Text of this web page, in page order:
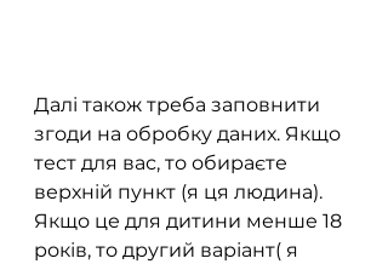
Далі також треба заповнити
згоди на обробку даних. Якщо
тест для вас, то обираєте
верхній пункт (я ця людина).
Якщо це для дитини менше 18
років, то другий варіант( я